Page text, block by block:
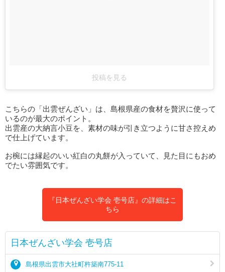
投稿を見る
こちらの「出雲ぜんざい」は、島根県産の食材を贅沢に使って
いるのが最大のポイント。
出雲産の大納言小豆を、素材の味が引き立つように甘さ控えめ
で仕上げています。
お椀には縁起のいい紅白の丸餅が入っていて、見た目にもおめ
でたい雰囲気です。
『日本ぜんざい学会 壱号店』の詳細はこ
ちら
日本ぜんざい学会 壱号店
島根県出雲市大社町杵築南775-11